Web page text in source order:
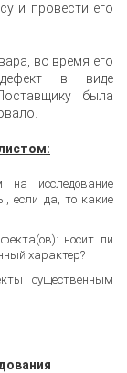
и провести его
во время его
дефект в виде
была
исследование
если да, то какие
носит ли
характер?
существенным